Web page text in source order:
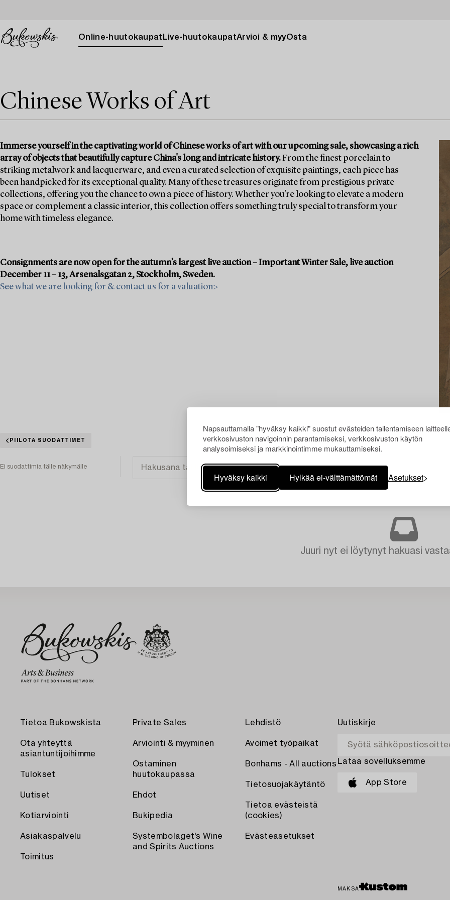
Napsauttamalla "hyväksy kaikki" suostut evästeiden tallentamiseen
verkkosivuston navigoinnin parantamiseksi, verkkosivuston käytön
analysoimiseksi ja markkinointimme mukauttamiseksi.
Hyväksy kaikki Hylkää ei-välttämättömät Asetukset
Online-huutokaupat Live-huutokaupatArvioi & myyOsta
Chinese Works of Art
Immerse yourself in the captivating world of Chinese works of art with our upcoming sale, showcasing a rich
array of objects that beautifully capture China's long and intricate history.From the finest porcelain to
striking metalwork and lacquerware, and even a curated selection of exquisite paintings, each piece has
been handpicked for its exceptional quality. Many of these treasures originate from prestigious private
collections, offering you the chance to own a piece of history. Whether you're looking to elevate a modern
space or complement a classic interior, this collection offers something truly special to transform your
home with timeless elegance.
Consignments are now open for the autumn’s largest live auction – Important Winter Sale, live auction
December 11 – 13, Arsenalsgatan 2, Stockholm, Sweden.
See what we are looking for & contact us for a valuation>
PIILOTA SUODATTIMET
Ei suodattimia tälle näkymälle
Juuri nyt ei löytynyt hakuasi
Tietoa Bukowskista
Ota yhteyttä
asiantuntijoihimme
Tulokset
Uutiset
Kotiarviointi
Asiakaspalvelu
Toimitus
Private Sales
Arviointi & myyminen
Ostaminen
huutokaupassa
Ehdot
Bukipedia
Systembolaget's Wine
and Spirits Auctions
Lehdistö
Avoimet työpaikat
Bonhams - All auctions
Tietosuojakäytäntö
Tietoa evästeistä
(cookies)
Evästeasetukset
Uutiskirje
Lataa sovelluksemme
App Store
MAKSA